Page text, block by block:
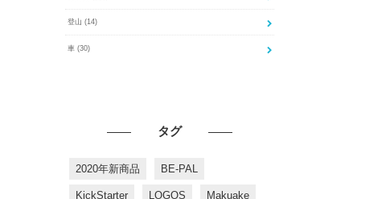
登山 (14)
車 (30)
タグ
2020年新商品 BE-PAL
KickStarter LOGOS Makuake